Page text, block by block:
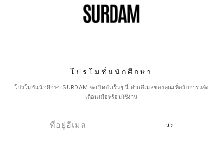
โปรโมชั่นนักศึกษา
โปรโมชันนักศึกษา SURDAM จะเปิดตัวเร็วๆ นี้ ฝากอีเมลของคุณเพื่อรับการแจ้ง
เตือนเมื่อพร้อมใช้งาน
ส่ง